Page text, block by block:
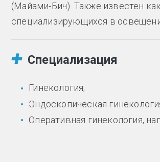
(Майами-Бич). Также известен
специализирующихся в
Специализация
Гинекология;
Эндоскопическая
Оперативная гинекология,